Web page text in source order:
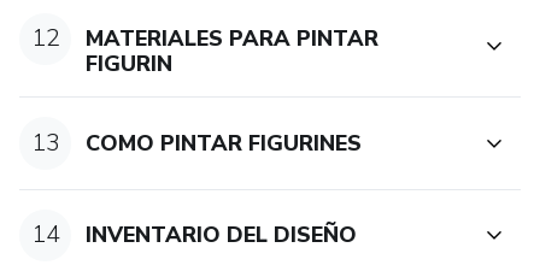
12
MATERIALES PARA PINTAR
FIGURIN
13 COMO PINTAR FIGURINES
14 INVENTARIO DEL DISEÑO